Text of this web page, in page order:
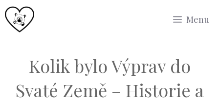
Přeskočit
na
Menu
Kolik bylo Výprav do
Svaté Země – Historie a